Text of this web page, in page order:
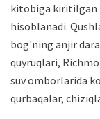
kitobiga kiritilgan
hisoblanadi.
bog'ning anjir
quyruqlari,
suv omborlarida
qurbaqalar,